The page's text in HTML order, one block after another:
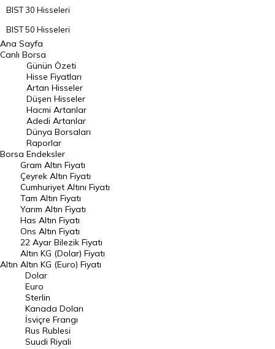
BIST 30 Hisseleri
BIST 50 Hisseleri
BIST 100 Hisseleri
En Çok Artan Hisseler
En Çok Düşen Hisseler
Hacmi Artanlar
Geçmiş Kapanışlar
Dünya Borsaları
Raporlar
Endeksler
DÖVİZ
Döviz Kuru
Dolar Kuru
Euro Kuru
Pound Kuru
Frank Kuru
Riyal Kuru
Ana Sayfa
Canlı Borsa
Borsa
Günün Özeti
Hisse Fiyatları
Artan Hisseler
Düşen Hisseler
Hacmi Artanlar
Adedi Artanlar
Dünya Borsaları
Raporlar
Endeksler
Altın
Gram Altın Fiyatı
Çeyrek Altın Fiyatı
Cumhuriyet Altını Fiyatı
Tam Altın Fiyatı
Yarım Altın Fiyatı
Has Altın Fiyatı
Ons Altın Fiyatı
22 Ayar Bilezik Fiyatı
Altın KG (Dolar) Fiyatı
Altın KG (Euro) Fiyatı
Dolar
Euro
Sterlin
Kanada Doları
İsviçre Frangı
Rus Rublesi
Suudi Riyali